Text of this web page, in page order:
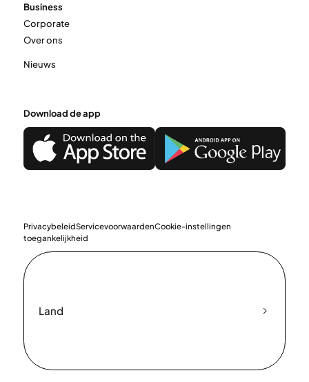
Business
Corporate
Over ons
Nieuws
Download de app
PrivacybeleidServicevoorwaardenCookie-instellingen
toegankelijkheid
Land